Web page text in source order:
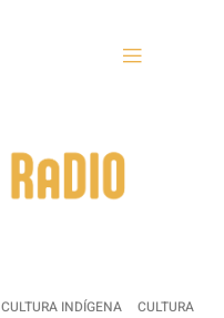
CULTURA INDÍGENA CULTURA